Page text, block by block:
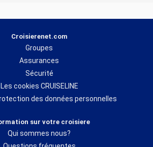
Croisierenet.com
Groupes
Assurances
Sécurité
Les cookies CRUISELINE
des données personnelles
sur votre croisiere
Qui sommes nous?